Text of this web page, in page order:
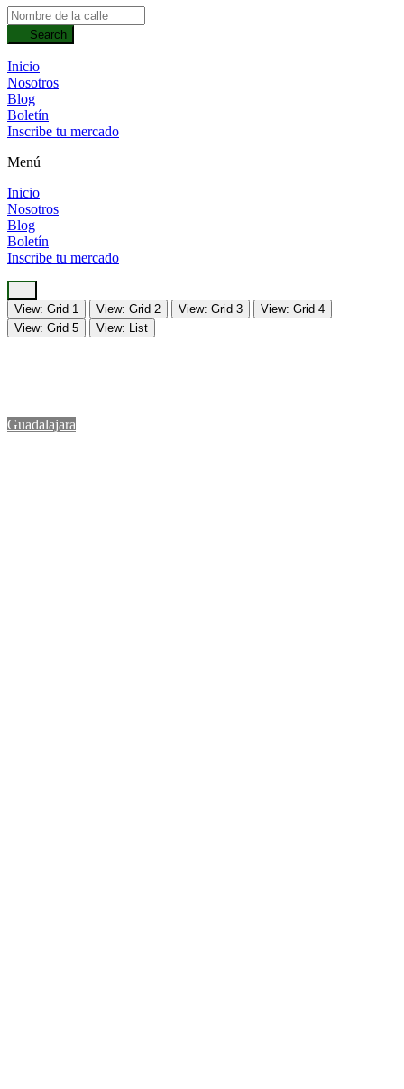
Search
Inicio
Nosotros
Blog
Boletín
Inscribe tu mercado
Menú
Inicio
Nosotros
Blog
Boletín
Inscribe tu mercado
View: Grid 1 View: Grid 2 View: Grid 3
View: Grid 4
View: Grid 5
View: List
Guadalajara